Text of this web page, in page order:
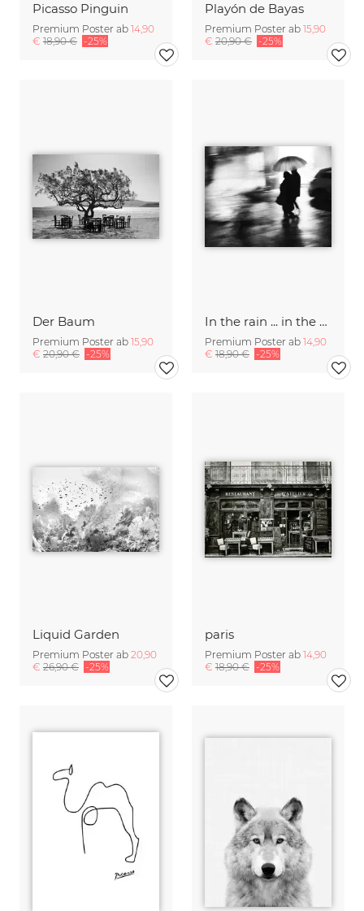
Picasso Pinguin
Premium Poster ab 14,90
€ 18,90 € -25%
Playón de Bayas
Premium Poster ab 15,90
€ 20,90 € -25%
Der Baum
Premium Poster ab 15,90
€ 20,90 € -25%
In the rain ... in the night
Premium Poster ab 14,90
€ 18,90 € -25%
Liquid Garden
Premium Poster ab 20,90
€ 26,90 € -25%
paris
Premium Poster ab 14,90
€ 18,90 € -25%